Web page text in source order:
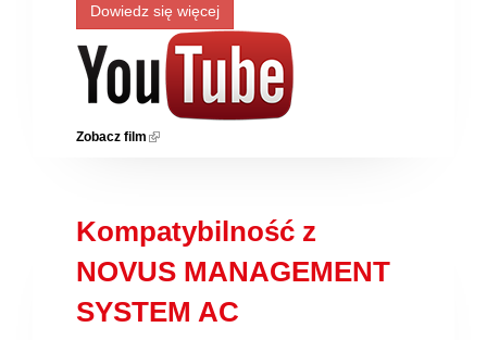
Dowiedz się więcej
Zobacz film (link is external)
Kompatybilność z
NOVUS MANAGEMENT
SYSTEM AC